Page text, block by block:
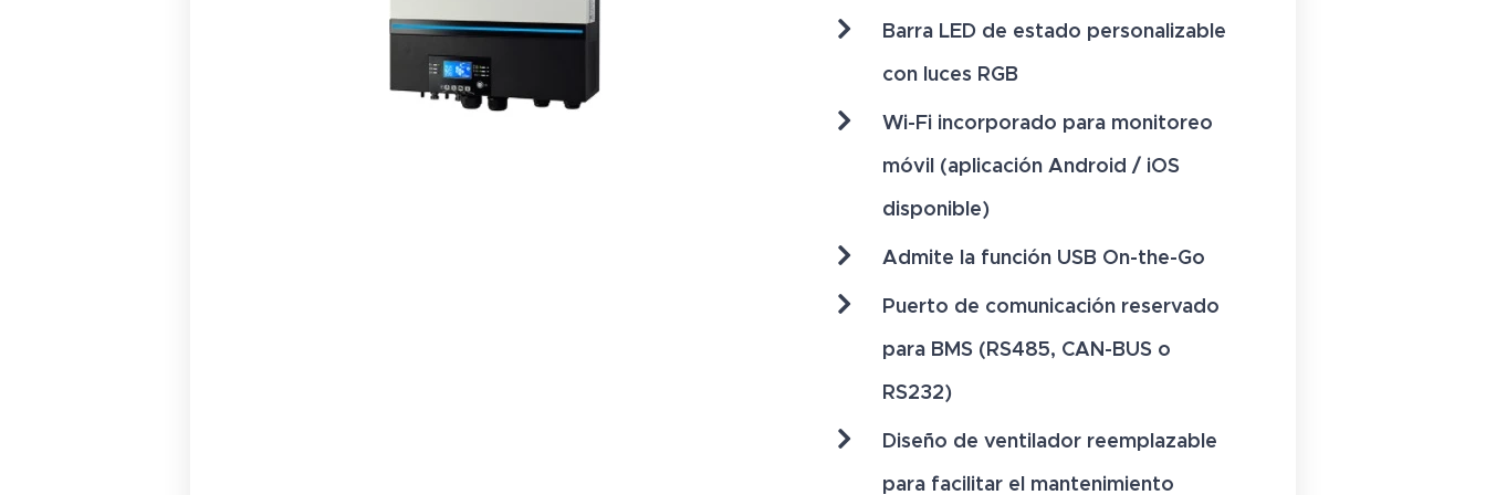
Barra LED de estado personalizable
con luces RGB
Wi-Fi incorporado para monitoreo
móvil (aplicación Android / iOS
disponible)
Admite la función USB On-the-Go
Puerto de comunicación reservado
para BMS (RS485, CAN-BUS o
RS232)
Diseño de ventilador reemplazable
para facilitar el mantenimiento